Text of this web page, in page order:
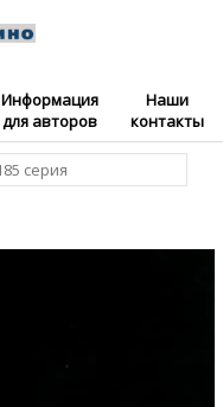
Информация
для авторов
Наши
контакты